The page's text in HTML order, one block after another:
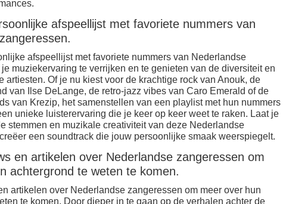
afspeellijst met favoriete nummers van
afspeellijst met favoriete nummers van Nederlandse
muziekervaring te verrijken en te genieten van de diversiteit en
artiesten. Of je nu kiest voor de krachtige rock van Anouk, de
van Ilse DeLange, de retro-jazz vibes van Caro Emerald of de
van Krezip, het samenstellen van een playlist met hun nummers
unieke luisterervaring die je keer op keer weet te raken. Laat je
stemmen en muzikale creativiteit van deze Nederlandse
een soundtrack die jouw persoonlijke smaak weerspiegelt.
en artikelen over Nederlandse zangeressen om
achtergrond te weten te komen.
artikelen over Nederlandse zangeressen om meer over hun
te komen. Door dieper in te gaan op de verhalen achter de